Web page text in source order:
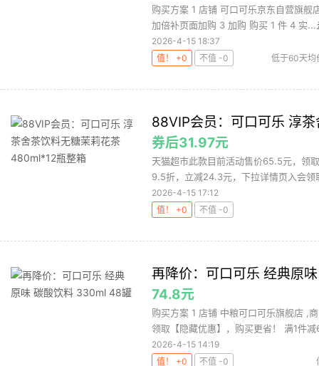
购买方案 1 店铺 可口可乐京东自营旗
加倍补页面加购 3 加购 购买 1 件 4 实...
2026-4-15 18:37
值！ +0
不值 -0 低于60天均
88VIP会员：可口可乐 淳
券后31.97元
天猫超市此款目前活动售价65.5元，领
9.5折，立减24.3元，下拉详情页入会领
2026-4-15 17:12
值！ +0
不值 -0
再降价：可口可乐 经典原
74.8元
购买方案 1 店铺 中粮可口可乐旗舰店 ,
领取【隐藏优惠】，购买更省！ 满1件
2026-4-15 14:19
值！ +0
不值 -0